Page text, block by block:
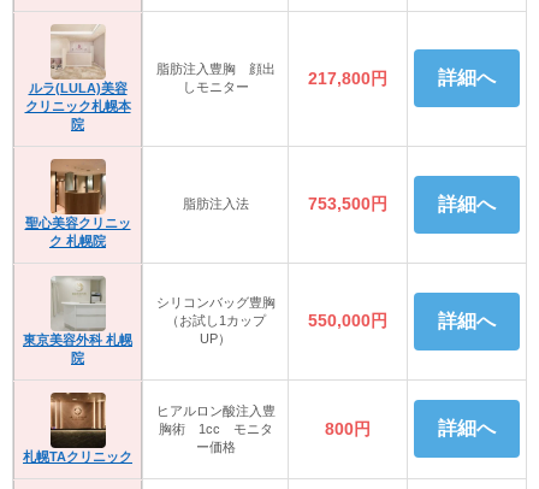
ルラ(LULA)美容
クリニック札幌本
院
脂肪注入豊胸 顔出
しモニター
217,800円 詳細へ
聖心美容クリニッ
ク 札幌院
脂肪注入法 753,500円 詳細へ
東京美容外科 札幌
院
シリコンバッグ豊胸
（お試し1カップ
UP）
550,000円 詳細へ
札幌TAクリニック
ヒアルロン酸注入豊
胸術 1cc モニタ
ー価格
800円 詳細へ